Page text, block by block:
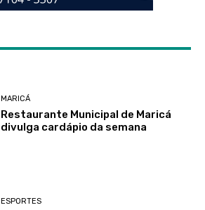
MARICÁ
Restaurante Municipal de Maricá
divulga cardápio da semana
ESPORTES